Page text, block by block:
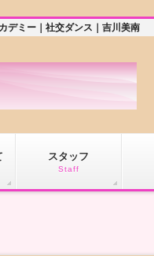
ミー｜社交ダンス｜吉川美南
スタッフ
Staff